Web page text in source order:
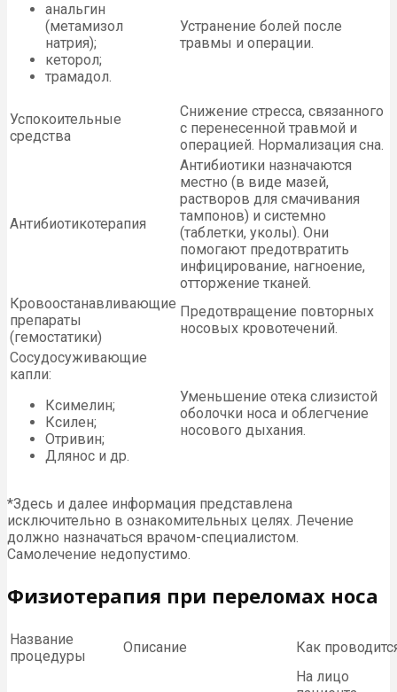
анальгин
(метамизол
натрия);
кеторол;
трамадол.
Устранение болей после
травмы и операции.
Успокоительные
средства
Снижение стресса, связанного
с перенесенной травмой и
операцией. Нормализация сна.
Антибиотикотерапия
Антибиотики назначаются
местно (в виде мазей,
растворов для смачивания
тампонов) и системно
(таблетки, уколы). Они
помогают предотвратить
инфицирование, нагноение,
отторжение тканей.
Кровоостанавливающие
препараты
(гемостатики)
Предотвращение повторных
носовых кровотечений.
Сосудосуживающие
капли:
Ксимелин;
Ксилен;
Отривин;
Длянос и др.
Уменьшение отека слизистой
оболочки носа и облегчение
носового дыхания.
*Здесь и далее информация представлена
исключительно в ознакомительных целях. Лечение
должно назначаться врачом-специалистом.
Самолечение недопустимо.
Физиотерапия при переломах носа
Название
процедуры
Описание Как
На лицо